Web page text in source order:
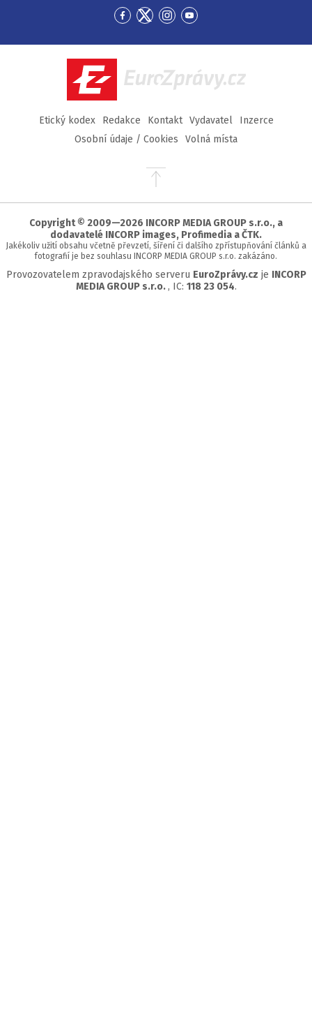
Přejít
Facebook
Přejít
Twitter
Přejít
Instagram
Přejít
YouTube
EuroZprávy.cz
Etický kodex Redakce Kontakt Vydavatel
Inzerce
Osobní údaje / Cookies
Volná místa
Přejít
stránky
Copyright © 2009—2026 INCORP MEDIA GROUP s.r.o., a
dodavatelé INCORP images, Profimedia a ČTK.
Jakékoliv užití obsahu včetně převzetí, šíření či dalšího zpřístupňování článků a
fotografií je bez souhlasu INCORP MEDIA GROUP s.r.o. zakázáno.
Provozovatelem zpravodajského serveru EuroZprávy.cz je INCORP
MEDIA GROUP s.r.o. , IC: 118 23 054.